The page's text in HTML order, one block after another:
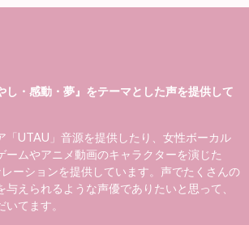
し・感動・夢』をテーマとした声を提供して
「UTAU」音源を提供したり、女性ボーカル
ームやアニメ動画のキャラクターを演じた
ーションを提供しています。声でたくさんの
与えられるような声優でありたいと思って、
てます。